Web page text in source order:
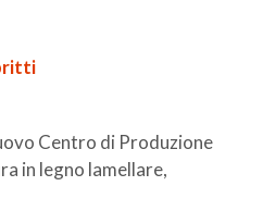
Centro di Produzione
in legno lamellare,